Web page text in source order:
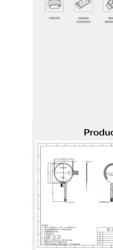
Sobre nosotros
Display LCD de tipo TFT
Exhibición del IPS TFT LCD
Display LCD cuadrado